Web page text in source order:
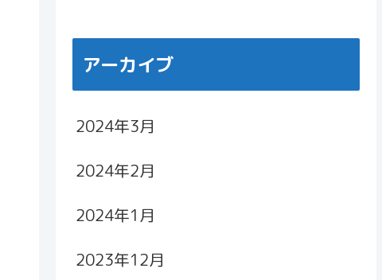
アーカイブ
2024年3月
2024年2月
2024年1月
2023年12月